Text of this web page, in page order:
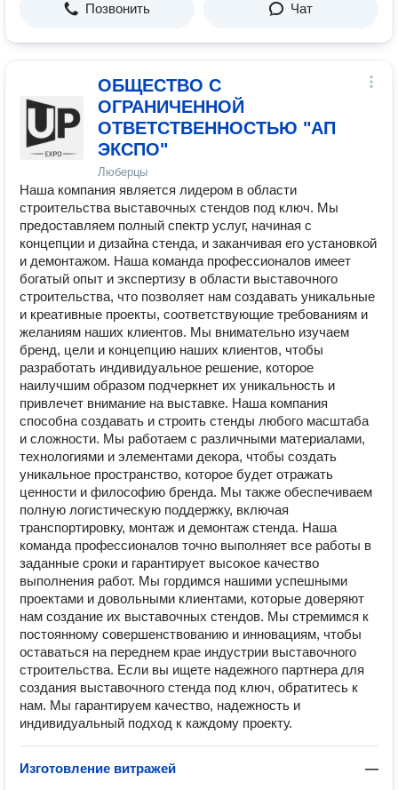
Позвонить Чат
ОБЩЕСТВО С
ОГРАНИЧЕННОЙ
ОТВЕТСТВЕННОСТЬЮ "АП
ЭКСПО"
Люберцы
Наша компания является лидером в области
строительства выставочных стендов под ключ. Мы
предоставляем полный спектр услуг, начиная с
концепции и дизайна стенда, и заканчивая его установкой
и демонтажом. Наша команда профессионалов имеет
богатый опыт и экспертизу в области выставочного
строительства, что позволяет нам создавать уникальные
и креативные проекты, соответствующие требованиям и
желаниям наших клиентов. Мы внимательно изучаем
бренд, цели и концепцию наших клиентов, чтобы
разработать индивидуальное решение, которое
наилучшим образом подчеркнет их уникальность и
привлечет внимание на выставке. Наша компания
способна создавать и строить стенды любого масштаба
и сложности. Мы работаем с различными материалами,
технологиями и элементами декора, чтобы создать
уникальное пространство, которое будет отражать
ценности и философию бренда. Мы также обеспечиваем
полную логистическую поддержку, включая
транспортировку, монтаж и демонтаж стенда. Наша
команда профессионалов точно выполняет все работы в
заданные сроки и гарантирует высокое качество
выполнения работ. Мы гордимся нашими успешными
проектами и довольными клиентами, которые доверяют
нам создание их выставочных стендов. Мы стремимся к
постоянному совершенствованию и инновациям, чтобы
оставаться на переднем крае индустрии выставочного
строительства. Если вы ищете надежного партнера для
создания выставочного стенда под ключ, обратитесь к
нам. Мы гарантируем качество, надежность и
индивидуальный подход к каждому проекту.
Изготовление витражей —